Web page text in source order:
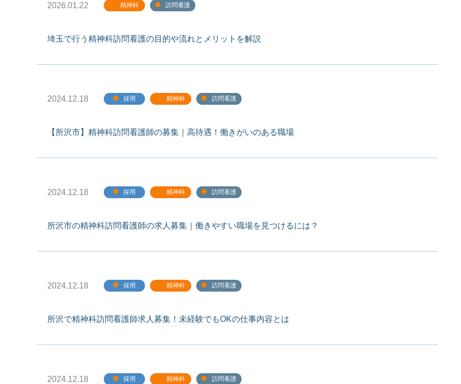
2026.01.22 精神科 訪問看護
埼玉で行う精神科訪問看護の目的や流れとメリットを解説
2024.12.18 採用 精神科 訪問看護
【所沢市】精神科訪問看護師の募集｜高待遇！働きがいのある職場
2024.12.18 採用 精神科 訪問看護
所沢市の精神科訪問看護師の求人募集｜働きやすい職場を見つけるには？
2024.12.18 採用 精神科 訪問看護
所沢で精神科訪問看護師求人募集！未経験でもOKの仕事内容とは
2024.12.18 採用 精神科 訪問看護